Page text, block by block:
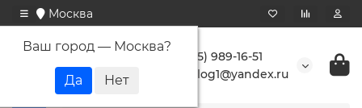
Москва
Ваш город — Москва?
+7 (495) 989-16-51
buranlog1@yandex.ru